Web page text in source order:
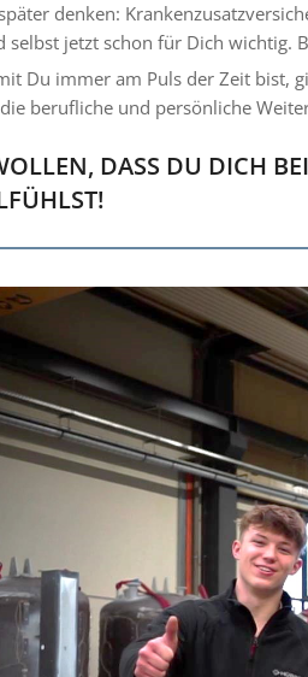
denken:
selbst jetzt schon für Dich wichtig.
Du immer am Puls der Zeit bist,
berufliche und persönliche
DASS DU DICH